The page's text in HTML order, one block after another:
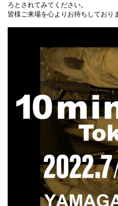
ろとされてみてください。
皆様ご来場を心よりお待ちしており